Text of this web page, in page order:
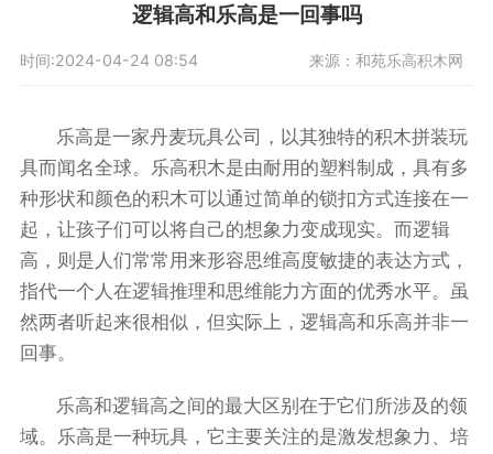
逻辑高和乐高是一回事吗
时间:2024-04-24 08:54 来源：和苑乐高积木网
乐高是一家丹麦玩具公司，以其独特的积木拼装玩
具而闻名全球。乐高积木是由耐用的塑料制成，具有多
种形状和颜色的积木可以通过简单的锁扣方式连接在一
起，让孩子们可以将自己的想象力变成现实。而逻辑
高，则是人们常常用来形容思维高度敏捷的表达方式，
指代一个人在逻辑推理和思维能力方面的优秀水平。虽
然两者听起来很相似，但实际上，逻辑高和乐高并非一
回事。
乐高和逻辑高之间的最大区别在于它们所涉及的领
域。乐高是一种玩具，它主要关注的是激发想象力、培